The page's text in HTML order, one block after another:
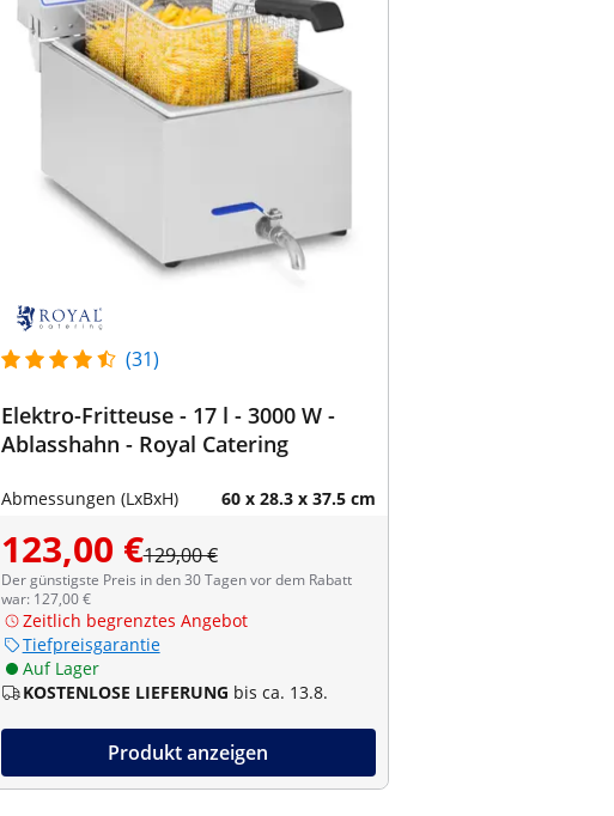
(31)
Elektro-Fritteuse - 17 l - 3000 W -
Ablasshahn - Royal Catering
Abmessungen (LxBxH) 60 x 28.3 x 37.5 cm
123,00 €129,00 €
Der günstigste Preis in den 30 Tagen vor dem Rabatt
war: 127,00 €
Zeitlich begrenztes Angebot
Tiefpreisgarantie
Auf Lager
KOSTENLOSE LIEFERUNG bis ca. 13.8.
Produkt anzeigen